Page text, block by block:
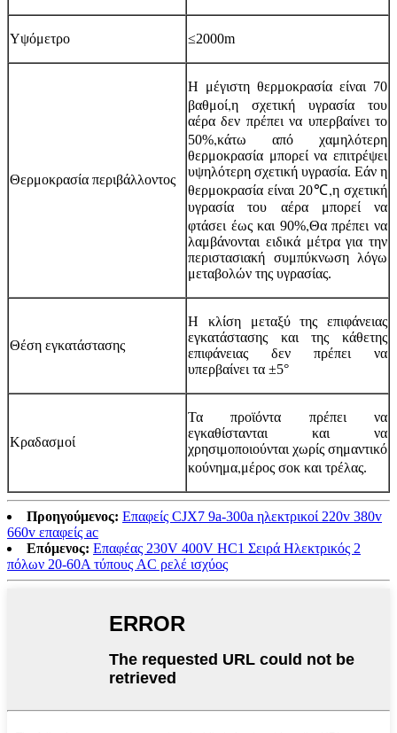
Υψόμετρο ≤2000m
Θερμοκρασία περιβάλλοντος
Η μέγιστη θερμοκρασία είναι 70
βαθμοί,η σχετική υγρασία του
αέρα δεν πρέπει να υπερβαίνει το
50%,κάτω από χαμηλότερη
θερμοκρασία μπορεί να επιτρέψει
υψηλότερη σχετική υγρασία. Εάν η
θερμοκρασία είναι 20℃,η σχετική
υγρασία του αέρα μπορεί να
φτάσει έως και 90%,Θα πρέπει να
λαμβάνονται ειδικά μέτρα για την
περιστασιακή συμπύκνωση λόγω
μεταβολών της υγρασίας.
Θέση εγκατάστασης
Η κλίση μεταξύ της επιφάνειας
εγκατάστασης και της κάθετης
επιφάνειας δεν πρέπει να
υπερβαίνει τα ±5°
Κραδασμοί
Τα προϊόντα πρέπει να
εγκαθίστανται και να
χρησιμοποιούνται χωρίς σημαντικό
κούνημα,μέρος σοκ και τρέλας.
Προηγούμενος: Επαφείς CJX7 9a-300a ηλεκτρικοί 220v 380v
660v επαφείς ac
Επόμενος: Επαφέας 230V 400V HC1 Σειρά Ηλεκτρικός 2
πόλων 20-60A τύπους AC ρελέ ισχύος